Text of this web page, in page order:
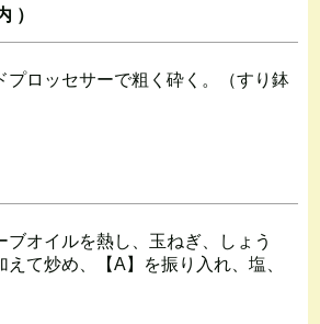
）
プロッセサーで粗く砕く。（すり鉢
ブオイルを熱し、玉ねぎ、しょう
て炒め、【A】を振り入れ、塩、